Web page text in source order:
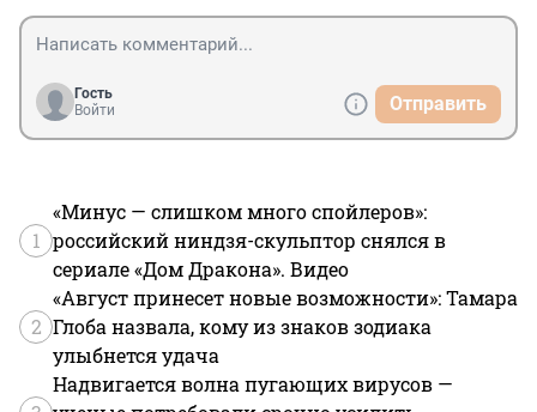
Гость
Войти
Отправить
1
«Минус — слишком много спойлеров»:
российский ниндзя-скульптор снялся в
сериале «Дом Дракона». Видео
2
«Август принесет новые возможности»: Тамара
Глоба назвала, кому из знаков зодиака
улыбнется удача
Надвигается волна пугающих вирусов —